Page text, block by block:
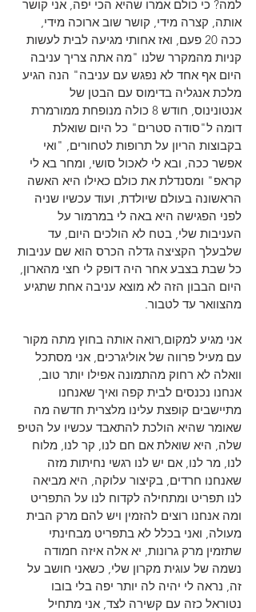
למה? כי כולם אמרו שהיא הכי יפה, אני קושר
אותה, קצרה מידי, קושר שוב ארוכה מידי,
ככה 20 פעם, ואז אחותי מגיעה לבית לעשות
קניות מהמקרר שלנו "מה אתה צריך עניבה
היום אף אחד לא נפגש עם עניבה" הנה הגיע
מלכת אנגליה בדימוס עם הבטן של
אנטונינוס, חודש 8 כולה מנופחת ממורמרת
דומה ל"סודה סטרים" כל היום שואלת
בקבוצות הריון על תרופות לטחורים, "ואי
אפשר ככה, ובא לי לאכול סושי, ומחר בא לי
קראפ" ומסנדלת את כולם כאילו היא האשה
הראשונה בעולם שיולדת, ועוד עכשיו שניה
לפני הפגישה היא באה לי במרמור על
העניבות שלי, בטח לא הולכים היום, עד
שלבעלך הקציצה גדלה הכרס הוא שם עניבות
כל שבת בצבע אחר היה דופק לי חצי מהארון,
היום הבבון הזה לא מוצא עניבה אחת שתגיע
מהצוואר עד לטבור.
אני מגיע למקום,רואה אותה בחוץ מתה מקור
עם מעיל פרווה של אוליגרכים, אני מסתכל
וואלה לא רחוק מהתמונה אפילו יותר טוב,
אנחנו נכנסים לבית קפה ואיך שאנחנו
מתיישבים קופצת עלינו מלצרית חדשה מה
שאומר שהיא הולכת להתאבד עכשיו על הטיפ
שלה, היא שואלת אם חם לנו, קר לנו, מלוח
לנו, מר לנו, אם יש לנו רגשי נחיתות מזה
שאנחנו חרדים, בקיצור עלוקה, היא מביאה
לנו תפריט ומתחילה לקדוח לנו על התפריט
ומה אנחנו רוצים להזמין ויש להם מרק הבית
מעולה, ואני בכלל לא בתפריט מבחינתי
שתזמין מרק גרונות, יא אלה איזה חמודה
נשמה של עוגית מקרון שלי, כשאני חושב על
זה, נראה לי יהיה לה יותר יפה בלי בובו
נטוראל כזה עם קשירה לצד, אני מתחיל